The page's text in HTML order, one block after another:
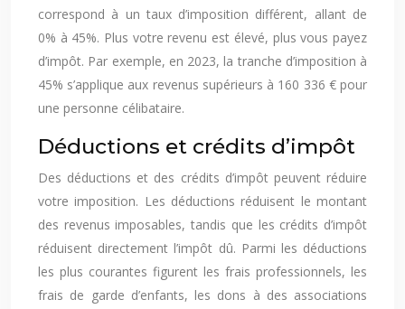
correspond à un taux d’imposition différent, allant de
0% à 45%. Plus votre revenu est élevé, plus vous payez
d’impôt. Par exemple, en 2023, la tranche d’imposition à
45% s’applique aux revenus supérieurs à 160 336 € pour
une personne célibataire.
Déductions et crédits d’impôt
Des déductions et des crédits d’impôt peuvent réduire
votre imposition. Les déductions réduisent le montant
des revenus imposables, tandis que les crédits d’impôt
réduisent directement l’impôt dû. Parmi les déductions
les plus courantes figurent les frais professionnels, les
frais de garde d’enfants, les dons à des associations